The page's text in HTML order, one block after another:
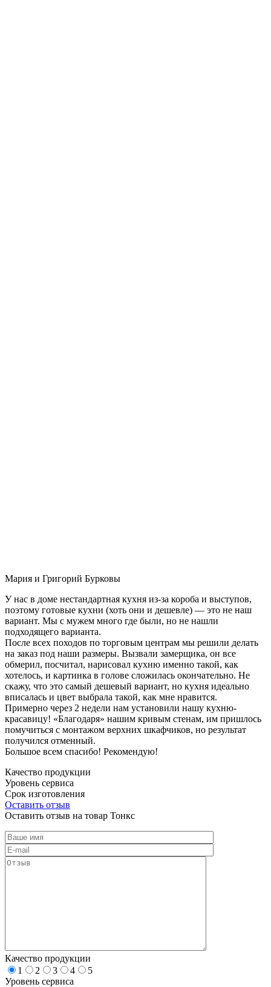
Мария и Григорий Бурковы
У нас в доме нестандартная кухня из-за короба и выступов,
поэтому готовые кухни (хоть они и дешевле) — это не наш
вариант. Мы с мужем много где были, но не нашли
подходящего варианта.
После всех походов по торговым центрам мы решили делать
на заказ под наши размеры. Вызвали замерщика, он все
обмерил, посчитал, нарисовал кухню именно такой, как
хотелось, и картинка в голове сложилась окончательно. Не
скажу, что это самый дешевый вариант, но кухня идеально
вписалась и цвет выбрала такой, как мне нравится.
Примерно через 2 недели нам установили нашу кухню-
красавицу! «Благодаря» нашим кривым стенам, им пришлось
помучиться с монтажом верхних шкафчиков, но результат
получился отменный.
Большое всем спасибо! Рекомендую!
Качество продукции
Уровень сервиса
Срок изготовления
Оставить отзыв
Оставить отзыв на товар Тонкс
Качество продукции
1
2 3 4
5
Уровень сервиса